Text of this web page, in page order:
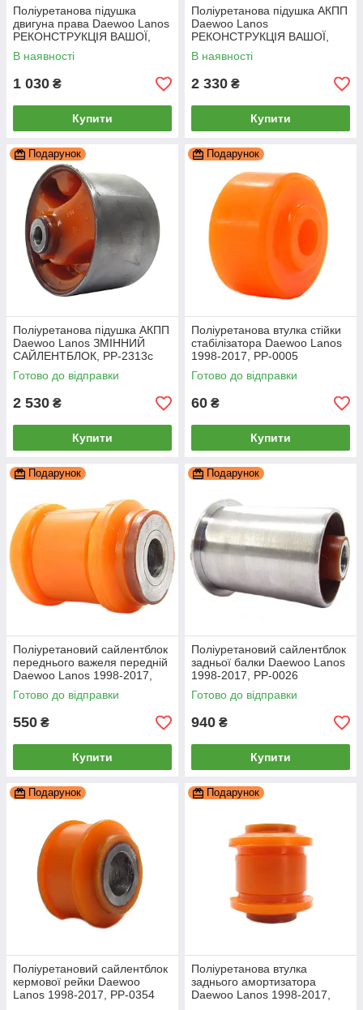
Поліуретанова підушка
двигуна права Daewoo Lanos
РЕКОНСТРУКЦІЯ ВАШОЇ,
PP-0433pb
В наявності
1 030 ₴
Купити
Поліуретанова підушка АКПП
Daewoo Lanos
РЕКОНСТРУКЦІЯ ВАШОЇ,
PP-2313b
В наявності
2 330 ₴
Купити
Подарунок
Поліуретанова підушка АКПП
Daewoo Lanos ЗМІННИЙ
САЙЛЕНТБЛОК, PP-2313c
Готово до відправки
2 530 ₴
Купити
Подарунок
Поліуретанова втулка стійки
стабілізатора Daewoo Lanos
1998-2017, PP-0005
Готово до відправки
60 ₴
Купити
Подарунок
Поліуретановий сайлентблок
переднього важеля передній
Daewoo Lanos 1998-2017,
PP-0009
Готово до відправки
550 ₴
Купити
Подарунок
Поліуретановий сайлентблок
задньої балки Daewoo Lanos
1998-2017, PP-0026
Готово до відправки
940 ₴
Купити
Подарунок
Поліуретановий сайлентблок
кермової рейки Daewoo
Lanos 1998-2017, PP-0354
Подарунок
Поліуретанова втулка
заднього амортизатора
Daewoo Lanos 1998-2017,